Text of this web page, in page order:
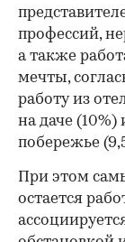
профессий,
а также
мечты,
работу из
на даче
побережье
При этом
остается